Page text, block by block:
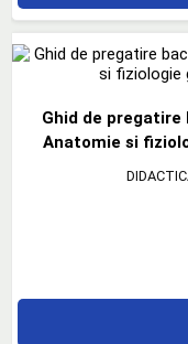
Ghid de pregatire
Anatomie si